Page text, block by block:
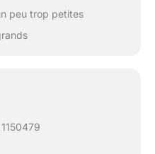
peu trop petites